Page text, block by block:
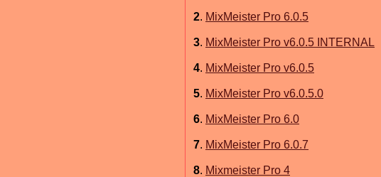
2. MixMeister Pro 6.0.5
3. MixMeister Pro v6.0.5 INTERNAL
4. MixMeister Pro v6.0.5
5. MixMeister Pro v6.0.5.0
6. MixMeister Pro 6.0
7. MixMeister Pro 6.0.7
8. Mixmeister Pro 4